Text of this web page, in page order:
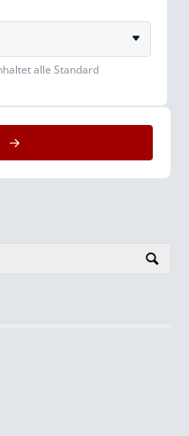
alle Standard